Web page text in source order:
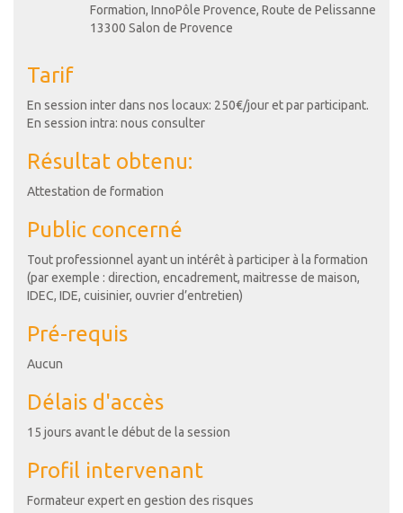
Formation, InnoPôle Provence, Route de Pelissanne
13300 Salon de Provence
Tarif
En session inter dans nos locaux: 250€/jour et par participant.
En session intra: nous consulter
Résultat obtenu:
Attestation de formation
Public concerné
Tout professionnel ayant un intérêt à participer à la formation
(par exemple : direction, encadrement, maitresse de maison,
IDEC, IDE, cuisinier, ouvrier d’entretien)
Pré-requis
Aucun
Délais d'accès
15 jours avant le début de la session
Profil intervenant
Formateur expert en gestion des risques